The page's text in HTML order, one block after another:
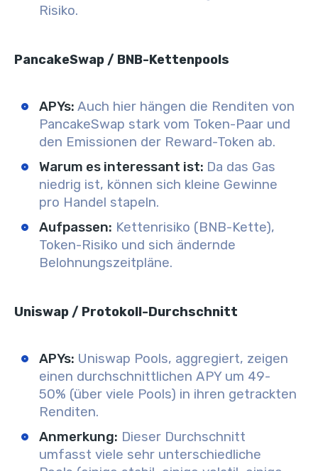
Risiko.
PancakeSwap / BNB-Kettenpools
APYs: Auch hier hängen die Renditen von
PancakeSwap stark vom Token-Paar und
den Emissionen der Reward-Token ab.
Warum es interessant ist: Da das Gas
niedrig ist, können sich kleine Gewinne
pro Handel stapeln.
Aufpassen: Kettenrisiko (BNB-Kette),
Token-Risiko und sich ändernde
Belohnungszeitpläne.
Uniswap / Protokoll-Durchschnitt
APYs: Uniswap Pools, aggregiert, zeigen
einen durchschnittlichen APY um 49-
50% (über viele Pools) in ihren getrackten
Renditen.
Anmerkung: Dieser Durchschnitt
umfasst viele sehr unterschiedliche